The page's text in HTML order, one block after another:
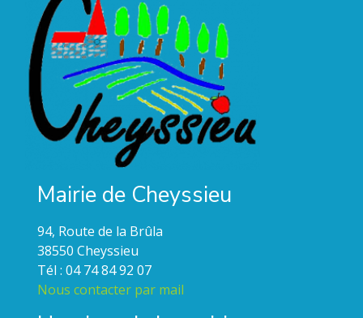
Mairie de Cheyssieu
94, Route de la Brûla
38550 Cheyssieu
Tél : 04 74 84 92 07
Nous contacter par mail